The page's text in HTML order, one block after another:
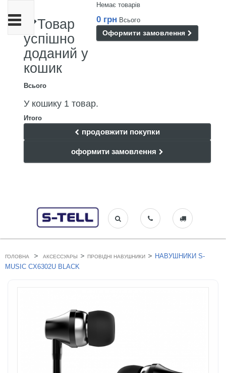
Немає товарів
0 грн Всього
Оформити замовлення
Товар
успішно
доданий у
кошик
Всього
У кошику 1 товар.
Итого
продовжити покупки
оформити замовлення
Toggle
navigation
ГОЛОВНА > АКСЕССУАРЫ > ПРОВІДНІ НАВУШНИКИ > НАВУШНИКИ S-
MUSIC CX6302U BLACK